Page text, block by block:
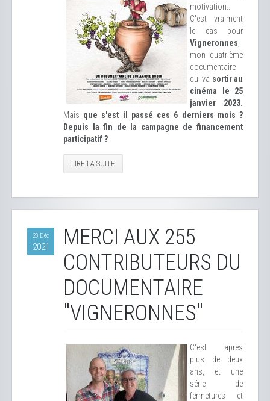
motivation...
C'est vraiment
le cas pour
Vigneronnes
mon quatrième
documentaire
qui va sortir au
cinéma le 25
janvier 2023.
Mais que s'est il passé ces 6 derniers mois ?
Depuis la fin de la campagne de financement
participatif ?
LIRE LA SUITE
20 Déc
2021
MERCI AUX 255
CONTRIBUTEURS DU
DOCUMENTAIRE
"VIGNERONNES"
C'est après
plus de deux
ans, et une
série de
fermetures et